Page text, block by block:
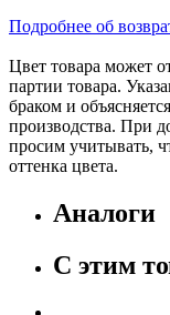
Подробнее об
Цвет товара может
партии товара.
браком и
производства. При
просим учитывать,
оттенка цвета.
Аналоги
С этим